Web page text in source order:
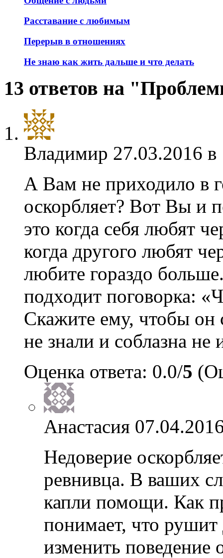
Расставание с любимым
Перерыв в отношениях
Не знаю как жить дальше и что делать
13 ответов на
Владимир 27.03.2016
А Вам не приходило в
оскорбляет? Вот Вы
это когда себя любят
когда другого любят
любите гораздо
подходит поговорка:
Скажите ему, чтобы
не знали и соблазна не
Оценка ответа: 0.0/5
Анастасия
Недоверие
ревнивца. В ваших
капли помощи. Как
понимает, что
изменить поведение